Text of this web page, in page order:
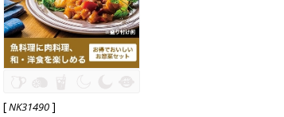
[NK31490]